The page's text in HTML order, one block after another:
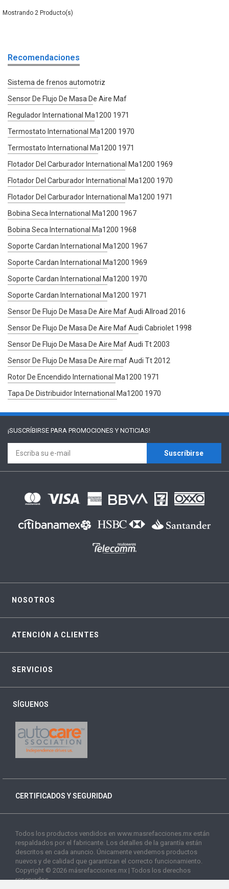
2
Recomendaciones
Sistema de frenos automotriz
Sensor De Flujo De Masa De Aire Maf
Regulador International Ma1200 1971
Termostato International Ma1200 1970
Termostato International Ma1200 1971
Flotador Del Carburador International Ma1200 1969
Flotador Del Carburador International Ma1200 1970
Flotador Del Carburador International Ma1200 1971
Bobina Seca International Ma1200 1967
Bobina Seca International Ma1200 1968
Soporte Cardan International Ma1200 1967
Soporte Cardan International Ma1200 1969
Soporte Cardan International Ma1200 1970
Soporte Cardan International Ma1200 1971
Sensor De Flujo De Masa De Aire Maf Audi Allroad 2016
Sensor De Flujo De Masa De Aire Maf Audi Cabriolet 1998
Sensor De Flujo De Masa De Aire Maf Audi Tt 2003
Sensor De Flujo De Masa De Aire maf Audi Tt 2012
Rotor De Encendido International Ma1200 1971
Tapa De Distribuidor International Ma1200 1970
¡SUSCRÍBIRSE PARA PROMOCIONES Y NOTICIAS!
Suscríbirse
NOSOTROS
ATENCIÓN A CLIENTES
SERVICIOS
SÍGUENOS
CERTIFICADOS Y SEGURIDAD
Todos los productos vendidos en www.masrefacciones.mx están
respaldados por el fabricante. Los detalles de la garantía están
descritos en cada anuncio. Únicamente vendemos productos
nuevos y de calidad que garantizan el correcto funcionamiento.
Copyright © 2026 másrefacciones.mx | Todos los derechos
reservados